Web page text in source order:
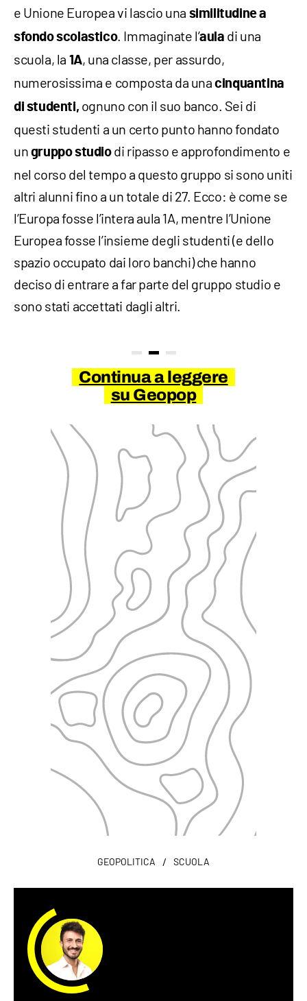
e Unione Europea vi lascio una similitudine a
sfondo scolastico. Immaginate l’aula di una
scuola, la 1A, una classe, per assurdo,
numerosissima e composta da unacinquantina
di studenti, ognuno con il suo banco. Sei di
questi studenti a un certo punto hanno fondato
un gruppo studiodi ripasso e approfondimento e
nel corso del tempo a questo gruppo si sono uniti
altri alunni fino a un totale di 27. Ecco: è come se
l’Europa fosse l’intera aula 1A, mentre l’Unione
Europea fosse l’insieme degli studenti (e dello
spazio occupato dai loro banchi) che hanno
deciso di entrare a far parte del gruppo studio e
sono stati accettati dagli altri.
Continua a leggere
su Geopop
GEOPOLITICA / SCUOLA